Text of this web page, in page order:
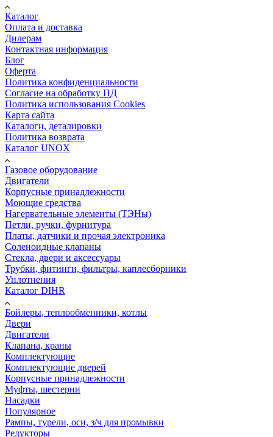
Каталог
Оплата и доставка
Дилерам
Контактная информация
Блог
Оферта
Политика конфиденциальности
Согласие на обработку ПД
Политика использования Cookies
Карта сайта
Каталоги, деталировки
Политика возврата
Каталог UNOX
Газовое оборудование
Двигатели
Корпусные принадлежности
Моющие средства
Нагервательные элементы (ТЭНы)
Петли, ручки, фурнитура
Платы, датчики и прочая электроника
Соленоидные клапаны
Стекла, двери и аксессуары
Трубки, фитинги, фильтры, каплесборники
Уплотнения
Каталог DIHR
Бойлеры, теплообменники, котлы
Двери
Двигатели
Клапана, краны
Комплектующие
Комплектующие дверей
Корпусные принадлежности
Муфты, шестерни
Насадки
Популярное
Рампы, турели, оси, з/ч для промывки
Редукторы